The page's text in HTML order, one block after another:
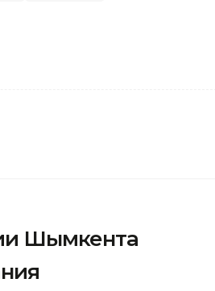
Шымкента